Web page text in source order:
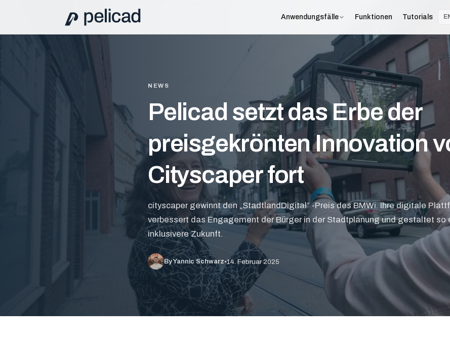
Anwendungsfälle Funktionen Tutorials
NEWS
Pelicad setzt das Erbe der
preisgekrönten Innovation
Cityscaper fort
cityscaper gewinnt den „StadtlandDigital“ -Preis des BMWi. Ihre digitale
verbessert das Engagement der Bürger in der Stadtplanung und gestaltet so
inklusivere Zukunft.
By Yannic Schwarz•14. Februar 2025